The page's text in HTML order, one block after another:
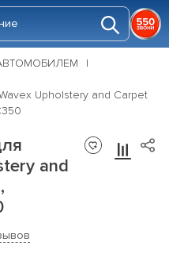
Upholstery and Carpet
and